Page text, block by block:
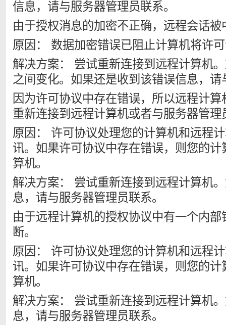
信息，请与服务器管理员联系。
由于授权消息的加密不正确，远程会话被
原因： 数据加密错误已阻止计算机将许
解决方案： 尝试重新连接到远程计算机
之间变化。如果还是收到该错误信息，
因为许可协议中存在错误，所以远程计
重新连接到远程计算机或者与服务器管理
原因： 许可协议处理您的计算机和远程
讯。如果许可协议中存在错误，则您的
算机。
解决方案： 尝试重新连接到远程计算机
息，请与服务器管理员联系。
由于远程计算机的授权协议中有一个内
断。
原因： 许可协议处理您的计算机和远程
讯。如果许可协议中存在错误，则您的
算机。
解决方案： 尝试重新连接到远程计算机
息，请与服务器管理员联系。